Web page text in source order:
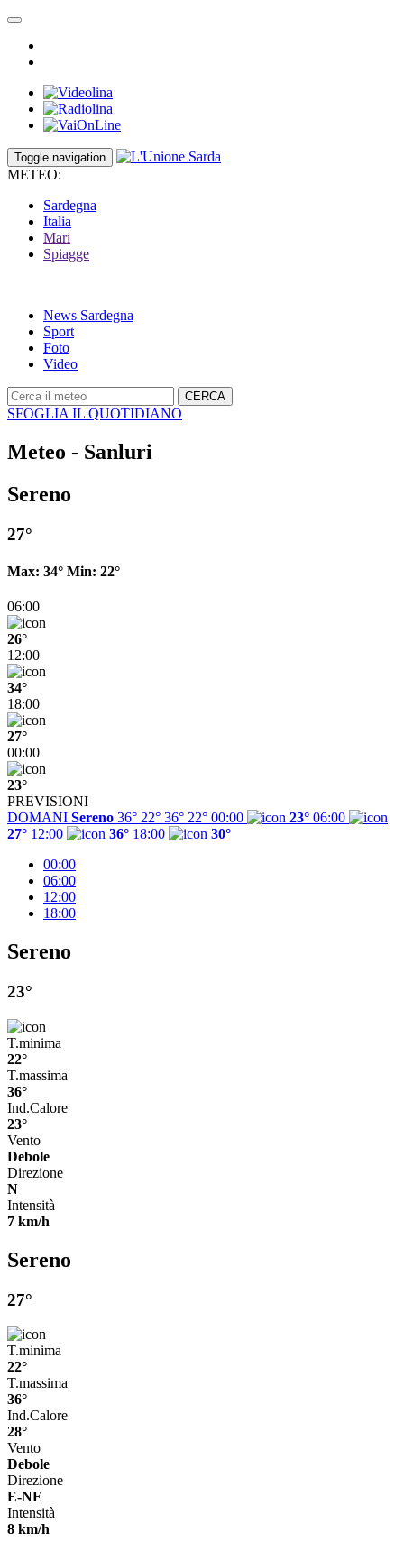
Toggle navigation
METEO:
Sardegna
Italia
Mari
Spiagge
News Sardegna
Sport
Foto
Video
SFOGLIA IL QUOTIDIANO
Meteo - Sanluri
Sereno
27°
Max: 34° Min: 22°
06:00
26°
12:00
34°
18:00
27°
00:00
23°
PREVISIONI
DOMANI Sereno 36° 22° 36° 22° 00:00 23° 06:00
27° 12:00 36° 18:00
30°
00:00
06:00
12:00
18:00
Sereno
23°
T.minima
22°
T.massima
36°
Ind.Calore
23°
Vento
Debole
Direzione
N
Intensità
7 km/h
Sereno
27°
T.minima
22°
T.massima
36°
Ind.Calore
28°
Vento
Debole
Direzione
E-NE
Intensità
8 km/h